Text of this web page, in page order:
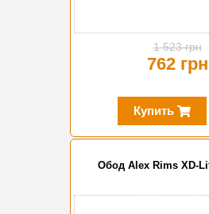
1 523 грн
762 грн
Купить
Обод Alex Rims XD-